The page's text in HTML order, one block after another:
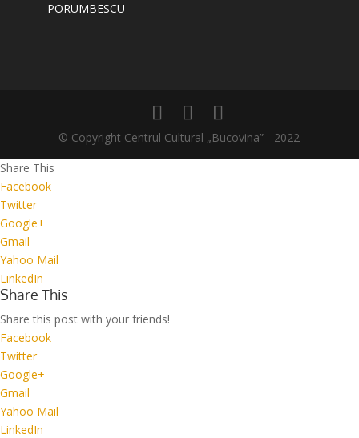
PORUMBESCU
© Copyright Centrul Cultural „Bucovina” - 2022
Share This
Facebook
Twitter
Google+
Gmail
Yahoo Mail
LinkedIn
Share This
Share this post with your friends!
Facebook
Twitter
Google+
Gmail
Yahoo Mail
LinkedIn